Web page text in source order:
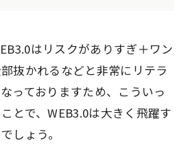
はリスクがありすぎ＋ワン
抜かれるなどと非常にリテラ
っておりますため、こういっ
とで、WEB3.0は大きく飛躍す
しょう。